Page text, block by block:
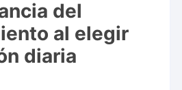
del
al elegir
diaria